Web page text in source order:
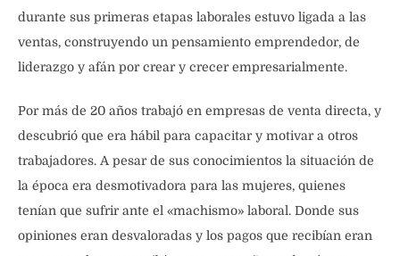
durante sus primeras etapas laborales estuvo ligada a las
ventas, construyendo un pensamiento emprendedor, de
liderazgo y afán por crear y crecer empresarialmente.
Por más de 20 años trabajó en empresas de venta directa, y
descubrió que era hábil para capacitar y motivar a otros
trabajadores. A pesar de sus conocimientos la situación de
la época era desmotivadora para las mujeres, quienes
tenían que sufrir ante el «machismo» laboral. Donde sus
opiniones eran desvaloradas y los pagos que recibían eran